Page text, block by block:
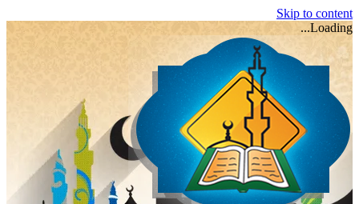
Skip to content
Loading...